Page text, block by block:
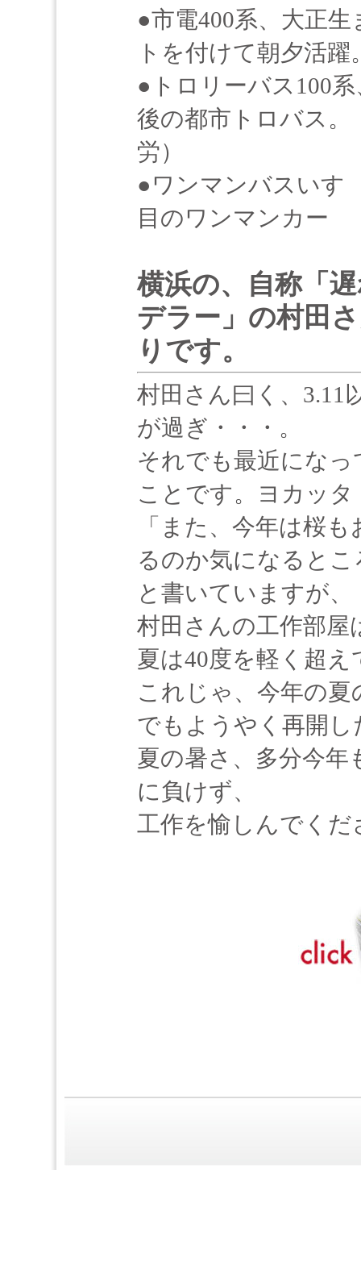
●市電400系、大正
トを付けて朝夕活躍
●トロリーバス100
後の都市トロバス。
労）
●ワンマンバスいす
目のワンマンカー
横浜の、自称「
デラー」の村田
りです。
村田さん曰く、3.11
が過ぎ・・・。
それでも最近にな
ことです。ヨカッタ
「また、今年は桜
るのか気になるとこ
と書いていますが、
村田さんの工作部屋
夏は40度を軽く超
これじゃ、今年の
でもようやく再開し
夏の暑さ、多分今年
に負けず、
工作を愉しんでくだ